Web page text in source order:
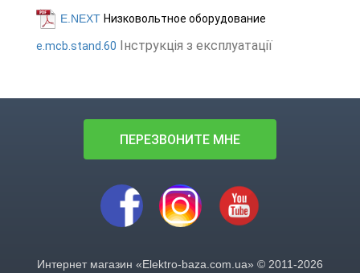
E.NEXT Низковольтное оборудование
e.mcb.stand.60 Інструкція з експлуатації
ПЕРЕЗВОНИТЕ МНЕ
Интернет магазин «Elektro-baza.com.ua» © 2011-2026